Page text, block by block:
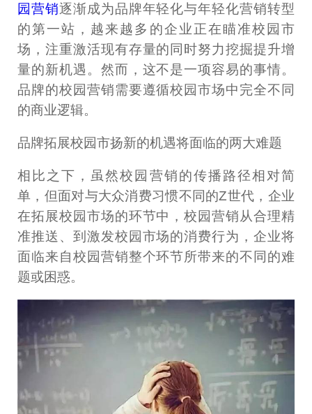
园营销逐渐成为品牌年轻化与年轻化营销转型
的第一站，越来越多的企业正在瞄准校园市
场，注重激活现有存量的同时努力挖掘提升增
量的新机遇。然而，这不是一项容易的事情。
品牌的校园营销需要遵循校园市场中完全不同
的商业逻辑。
品牌拓展校园市扬新的机遇将面临的两大难题
相比之下，虽然校园营销的传播路径相对简
单，但面对与大众消费习惯不同的Z世代，企业
在拓展校园市场的环节中，校园营销从合理精
准推送、到激发校园市场的消费行为，企业将
面临来自校园营销整个环节所带来的不同的难
题或困惑。